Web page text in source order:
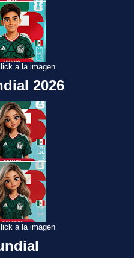
a la imagen
2026
a la imagen